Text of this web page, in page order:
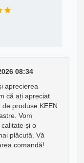
08:34
aprecierea
că ați apreciat
produse KEEN
Vom
și o
plăcută. Vă
comandă!